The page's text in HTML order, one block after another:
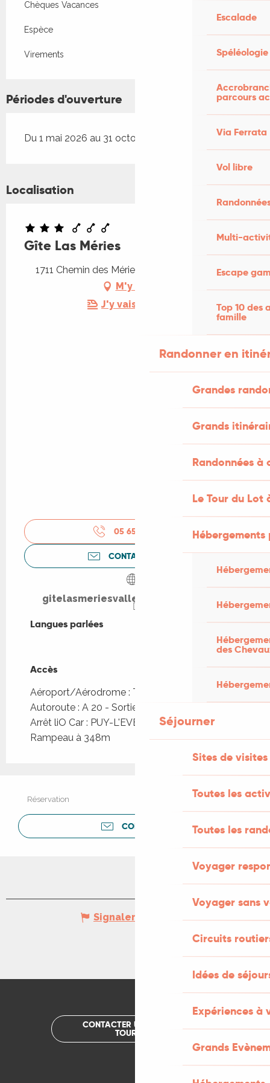
Escalade
Spéléologie
parcours
Via Ferrata
Vol libre
Multi-
Escape
Top 10 des
famille
Randonner en
Grandes
Grands
Randonnées
Le Tour du Lot
des
Séjourner
Sites de visites
Toutes les
Toutes les
Voyager
Voyager sans
Circuits
Idées de
Expériences à
Grands
Chèques Vacances
Espèce
Virements
Périodes d'ouverture
Du 1 mai 2026 au 31 octobre 2026
Localisation
Gîte Las Méries
1711 Chemin des Méries, 46700 Puy-l'Évêque
M'y rendre
J'y vais en train !
05 65 30 85
CONTACTEZ-NOUS
gitelasmeriesvalleedulot.jimdo.com
Langues parlées
Langues parlées
Accès
Accès
Aéroport/Aérodrome : Toulouse à 151km
Autoroute : A 20 - Sortie 57 ou 58
Arrêt liO Car : PUY-L'EVEQUE - Place du
Rampeau à 348m
Réservation
CONTACTER
Signaler une erreur
CONTACTER UN OFFICE DE
TOURISME